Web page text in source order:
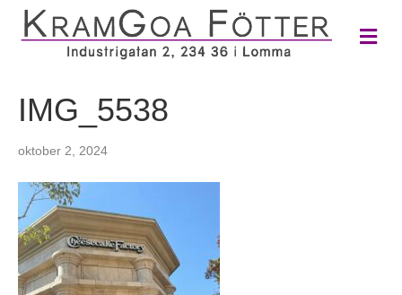
M
e
IMG_5538
oktober 2, 2024